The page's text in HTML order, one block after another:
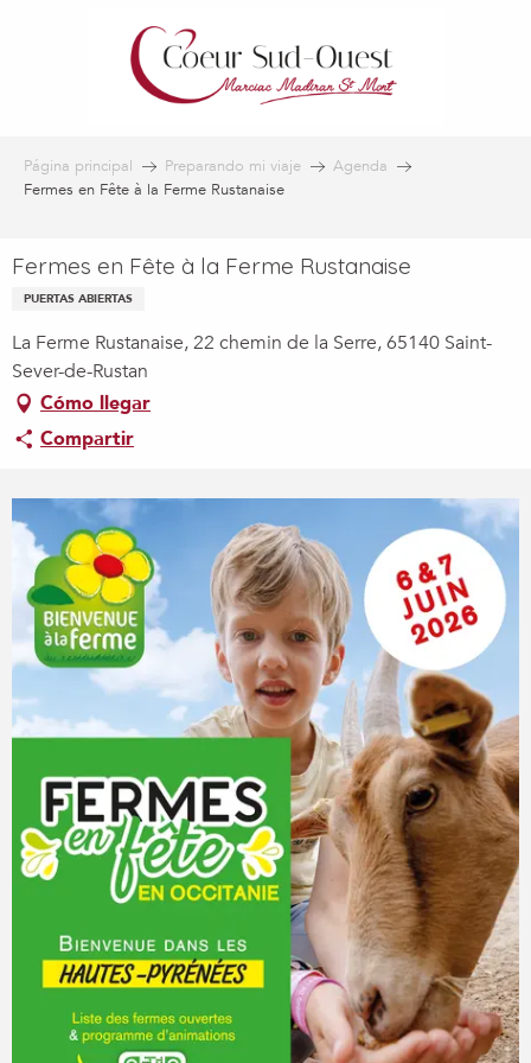
Página principal Preparando mi viaje
Agenda
Fermes en Fête à la Ferme Rustanaise
Fermes en Fête à la Ferme Rustanaise
PUERTAS ABIERTAS
La Ferme Rustanaise, 22 chemin de la Serre, 65140 Saint-
Sever-de-Rustan
Cómo llegar
Compartir